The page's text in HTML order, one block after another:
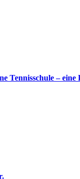
Tennisschule –